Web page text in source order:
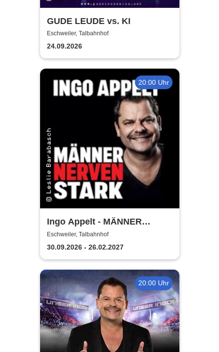
GUDE LEUDE vs. KI
Eschweiler, Talbahnhof
24.09.2026
20:00 Uhr
Ingo Appelt - MÄNNER
NERVEN STARK
Eschweiler, Talbahnhof
30.09.2026 - 26.02.2027
20:00 Uhr